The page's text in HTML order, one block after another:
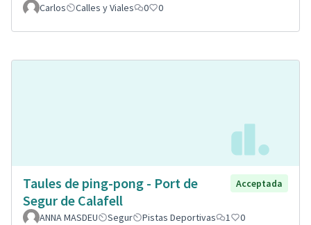
Carlos Calles y Viales 0 0
Taules de ping-pong - Port de
Segur de Calafell
Acceptada
ANNA MASDEU Segur Pistas Deportivas 1 0